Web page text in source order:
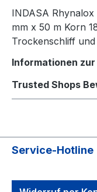
INDASA Rhynalox
mm x 50 m Korn
Trockenschliff
Informationen
Trusted Shops
Service-Hotline